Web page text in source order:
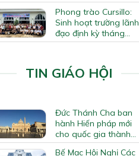
Phong trào Cursillo:
Sinh hoạt trường lãnh
đạo định kỳ tháng
7/2026
TIN GIÁO HỘI
Đức Thánh Cha ban
hành Hiến pháp mới
cho quốc gia thành
Vatican
Bế Mạc Hội Nghị Các